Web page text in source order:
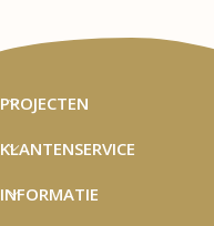
PROJECTEN
KLANTENSERVICE
INFORMATIE